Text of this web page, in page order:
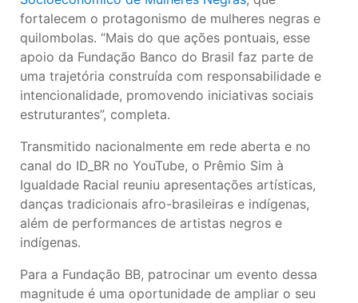
fortalecem o protagonismo de mulheres negras e
quilombolas. “Mais do que ações pontuais, esse
apoio da Fundação Banco do Brasil faz parte de
uma trajetória construída com responsabilidade e
intencionalidade, promovendo iniciativas sociais
estruturantes”, completa.
Transmitido nacionalmente em rede aberta e no
canal do ID_BR no YouTube, o Prêmio Sim à
Igualdade Racial reuniu apresentações artísticas,
danças tradicionais afro-brasileiras e indígenas,
além de performances de artistas negros e
indígenas.
Para a Fundação BB, patrocinar um evento dessa
magnitude é uma oportunidade de ampliar o seu